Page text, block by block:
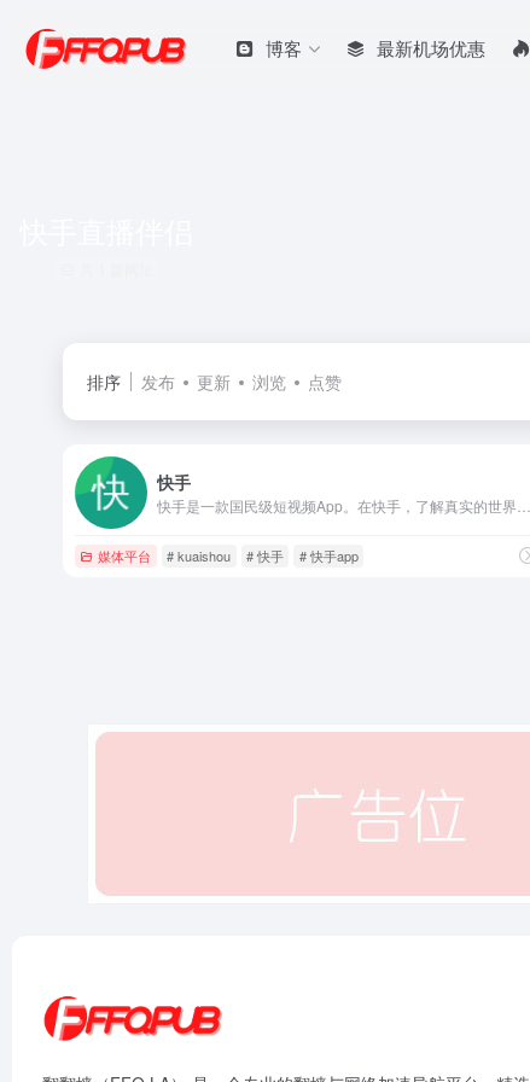
博客 最新机场优惠
排序 发布 更新 浏览 点赞
快手
媒体平台 # kuaishou # 快手 # 快手app